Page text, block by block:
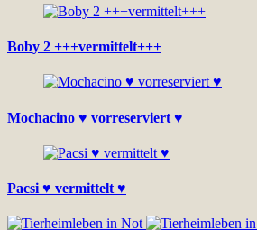
Boby 2 +++vermittelt+++
Mochacino ♥ vorreserviert ♥
Pacsi ♥ vermittelt ♥